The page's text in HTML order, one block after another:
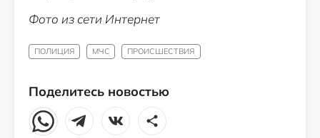
Фото из сети Интернет
ПОЛИЦИЯ МЧС ПРОИСШЕСТВИЯ
Поделитесь новостью